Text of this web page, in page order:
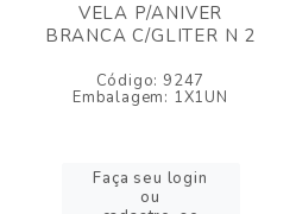
VELA P/ANIVER
BRANCA C/GLITER N 2
Código: 9247
Embalagem: 1X1UN
Faça seu login
ou